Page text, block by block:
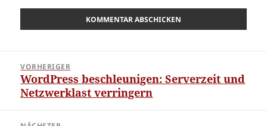
VORHERIGER
Vorheriger
Beitrag:
WordPress beschleunigen: Serverzeit und
Netzwerklast verringern